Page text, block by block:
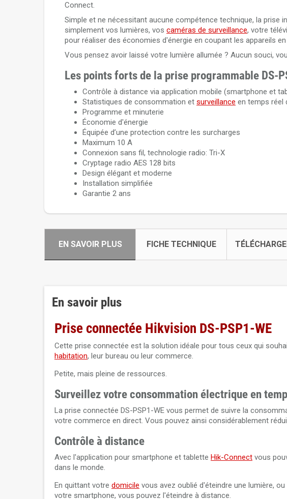
Connect.
Simple et ne nécessitant aucune compétence technique, la prise
simplement vos lumières, vos caméras de surveillance, votre
pour réaliser des économies d'énergie en coupant les appareils en
Vous pensez avoir laissé votre lumière allumée ? Aucun souci,
Les points forts de la prise programmable DS-
Contrôle à distance via application mobile (smartphone et
Statistiques de consommation et surveillance en temps réel
Programme et minuterie
Économie d'énergie
Équipée d’une protection contre les surcharges
Maximum 10 A
Connexion sans fil, technologie radio: Tri-X
Cryptage radio AES 128 bits
Design élégant et moderne
Installation simplifiée
Garantie 2 ans
EN SAVOIR PLUS FICHE TECHNIQUE
En savoir plus
Prise connectée Hikvision DS-PSP1-WE
Cette prise connectée est la solution idéale pour tous ceux qui
habitation, leur bureau ou leur commerce.
Petite, mais pleine de ressources.
Surveillez votre consommation électrique en
La prise connectée DS-PSP1-WE vous permet de suivre la
votre commerce en direct. Vous pouvez ainsi considérablement
Contrôle à distance
Avec l'application pour smartphone et tablette Hik-Connect vous
dans le monde.
En quittant votre domicile vous avez oublié d'éteindre une lumière,
votre smartphone, vous pouvez l'éteindre à distance.